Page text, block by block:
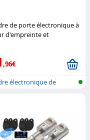
de porte électronique à
d'empreinte et
,96€
électronique de